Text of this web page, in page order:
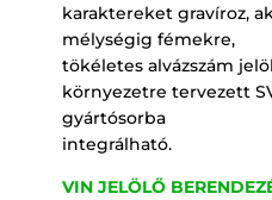
karaktereket gravíroz,
mélységig fémekre,
tökéletes alvázszám
környezetre tervezett
gyártósorba
integrálható.
VIN JELÖLŐ